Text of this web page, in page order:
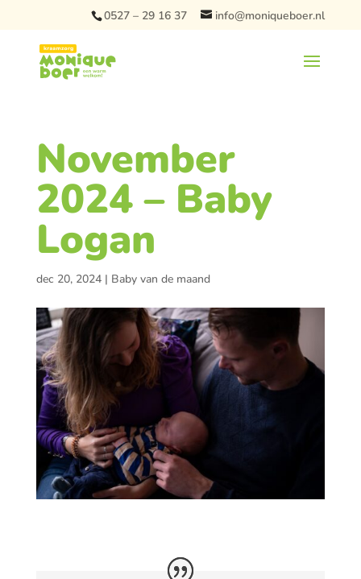
0527 – 29 16 37 info@moniqueboer.nl
November
2024 – Baby
Logan
dec 20, 2024| Baby van de maand